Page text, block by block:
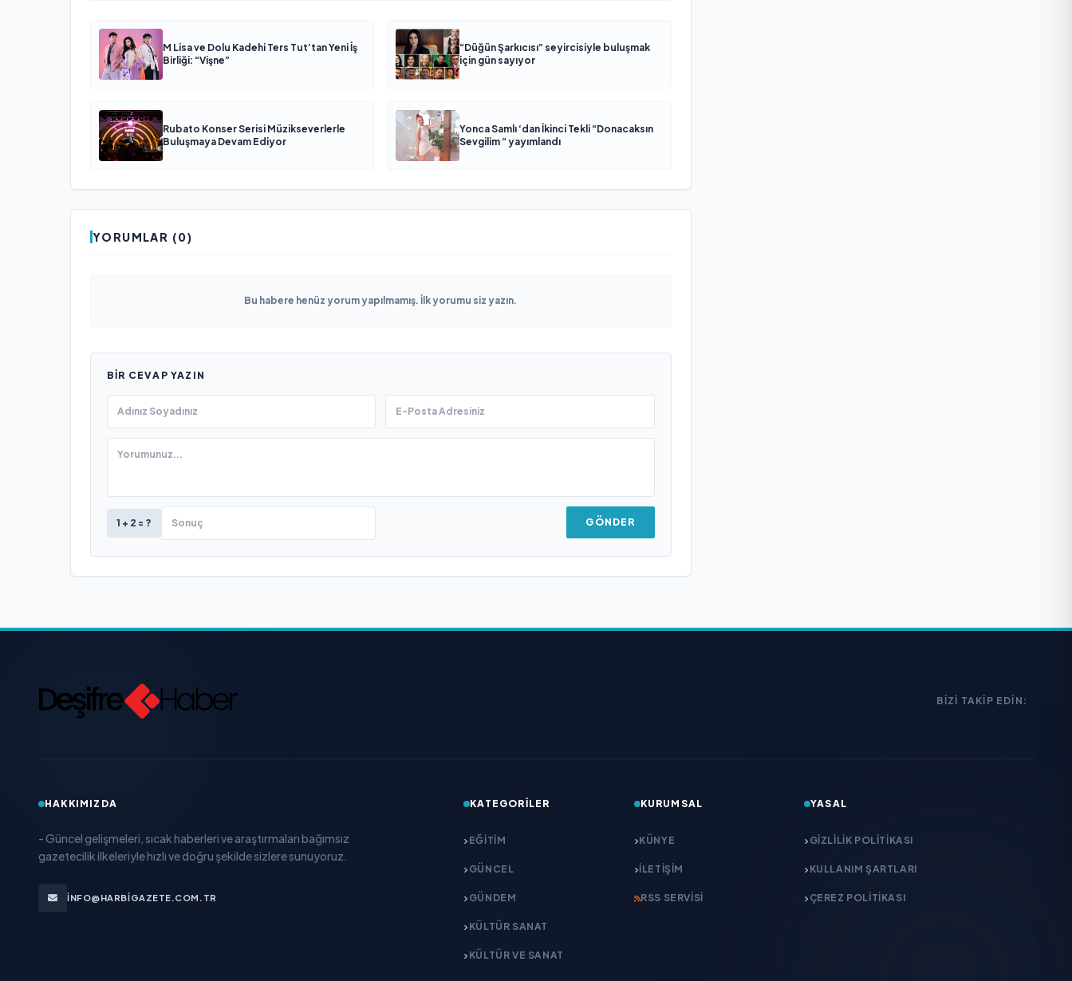
M Lisa ve Dolu Kadehi Ters Tut’tan Yeni İş
Birliği: “Vişne”
“Düğün Şarkıcısı” seyircisiyle buluşmak
için gün sayıyor
Rubato Konser Serisi Müzikseverlerle
Buluşmaya Devam Ediyor
Yonca Samlı ‘dan İkinci Tekli “Donacaksın
Sevgilim “ yayımlandı
YORUMLAR (0)
Bu habere henüz yorum yapılmamış. İlk yorumu siz yazın.
BIR CEVAP YAZIN
1 + 2 = ? GÖNDER
BIZI TAKIP EDIN:
HAKKIMIZDA
- Güncel gelişmeleri, sıcak haberleri ve araştırmaları bağımsız
gazetecilik ilkeleriyle hızlı ve doğru şekilde sizlere sunuyoruz.
INFO@HARBIGAZETE.COM.TR
KATEGORILER
EĞITIM
GÜNCEL
GÜNDEM
KÜLTÜR SANAT
KÜLTÜR VE SANAT
KURUMSAL
KÜNYE
İLETIŞIM
RSS SERVISI
YASAL
GIZLILIK POLITIKASI
KULLANIM ŞARTLARI
ÇEREZ POLITIKASI